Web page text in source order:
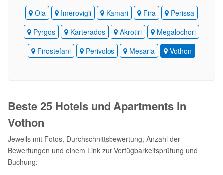
Oia Imerovigli Kamari Fira
Perissa
Pyrgos
Karterados Akrotiri
Megalochori
Firostefani
Perivolos Mesaria Vothon
Beste 25 Hotels und Apartments in
Vothon
Jeweils mit Fotos, Durchschnittsbewertung, Anzahl der
Bewertungen und einem Link zur Verfügbarkeitsprüfung und
Buchung: